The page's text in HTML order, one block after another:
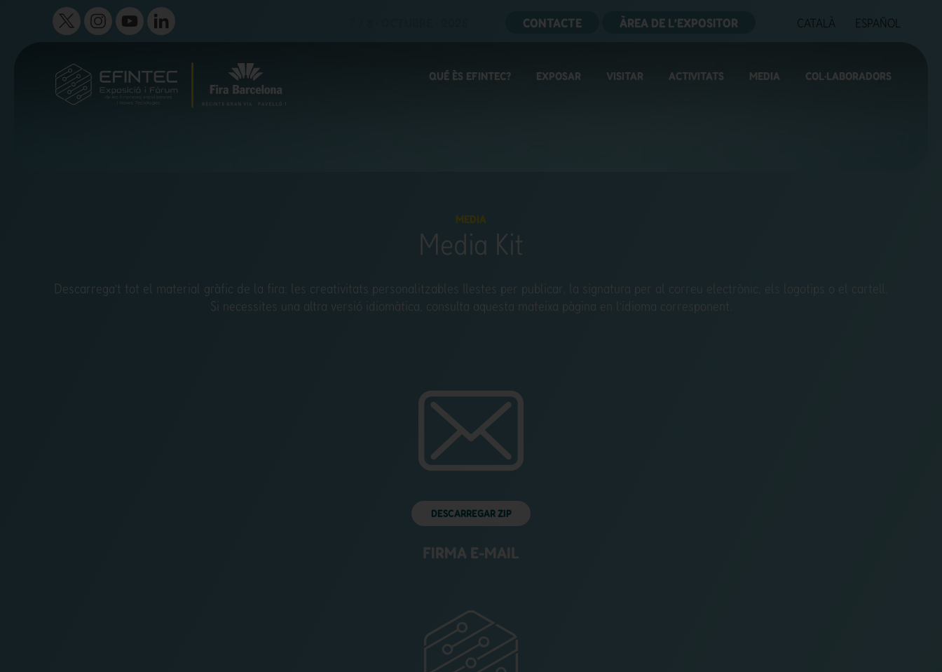
CONTACTE ÀREA DE L’EXPOSITOR CATALÀ ESPAÑOL
QUÉ ÈS EFINTEC? EXPOSAR VISITAR ACTIVITATS MEDIA COL·LABORADORS
MEDIA
Media Kit
Descarrega’t tot el material gràfic de la fira: les creativitats personalitzables llestes per publicar, la signatura per al correu electrònic, els logotips o el cartell.
Si necessites una altra versió idiomàtica, consulta aquesta mateixa pàgina en l’idioma corresponent.
DESCARREGAR ZIP
FIRMA E-MAIL